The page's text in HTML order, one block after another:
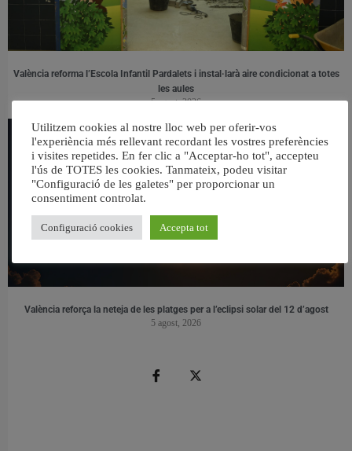
València reforma l’Escola Infantil Pardalets i instal·larà aire condicionat a totes
les aules
5 agost, 2026
València reforça la neteja de les platges per a l’eclipsi solar del 12 d’agost
5 agost, 2026
Utilitzem cookies al nostre lloc web per oferir-vos
l'experiència més rellevant recordant les vostres preferències
i visites repetides. En fer clic a "Acceptar-ho tot", accepteu
l'ús de TOTES les cookies. Tanmateix, podeu visitar
"Configuració de les galetes" per proporcionar un
consentiment controlat.
Configuració cookies Accepta tot